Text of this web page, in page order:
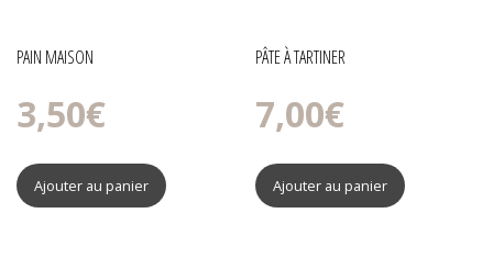
PAIN MAISON
3,50€
Ajouter au panier
PÂTE À TARTINER
7,00€
Ajouter au panier